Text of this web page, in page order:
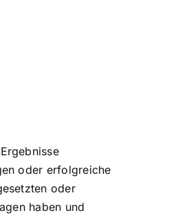
oder erfolgreiche
oder
haben und